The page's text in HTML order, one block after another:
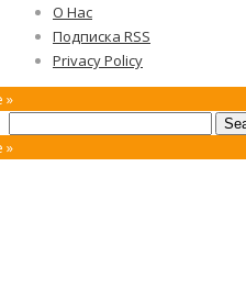
О Нас
Подписка RSS
Privacy Policy
»
»